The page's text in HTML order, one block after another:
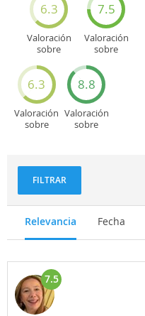
6.3
Valoración
sobre
7.5
Valoración
sobre
turísticos
6.3
Valoración
sobre
8.8
Valoración
sobre
FILTRAR
Relevancia Fecha
7.5